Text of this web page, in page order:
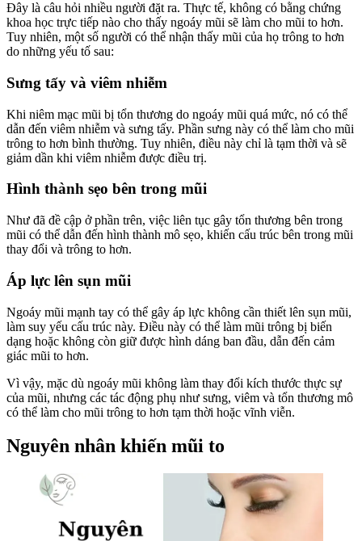
Đây là câu hỏi nhiều người đặt ra. Thực tế, không có bằng chứng
khoa học trực tiếp nào cho thấy ngoáy mũi sẽ làm cho mũi to hơn.
Tuy nhiên, một số người có thể nhận thấy mũi của họ trông to hơn
do những yếu tố sau:
Sưng tấy và viêm nhiễm
Khi niêm mạc mũi bị tổn thương do ngoáy mũi quá mức, nó có thể
dẫn đến viêm nhiễm và sưng tấy. Phần sưng này có thể làm cho mũi
trông to hơn bình thường. Tuy nhiên, điều này chỉ là tạm thời và sẽ
giảm dần khi viêm nhiễm được điều trị.
Hình thành sẹo bên trong mũi
Như đã đề cập ở phần trên, việc liên tục gây tổn thương bên trong
mũi có thể dẫn đến hình thành mô sẹo, khiến cấu trúc bên trong mũi
thay đổi và trông to hơn.
Áp lực lên sụn mũi
Ngoáy mũi mạnh tay có thể gây áp lực không cần thiết lên sụn mũi,
làm suy yếu cấu trúc này. Điều này có thể làm mũi trông bị biến
dạng hoặc không còn giữ được hình dáng ban đầu, dẫn đến cảm
giác mũi to hơn.
Vì vậy, mặc dù ngoáy mũi không làm thay đổi kích thước thực sự
của mũi, nhưng các tác động phụ như sưng, viêm và tổn thương mô
có thể làm cho mũi trông to hơn tạm thời hoặc vĩnh viễn.
Nguyên nhân khiến mũi to